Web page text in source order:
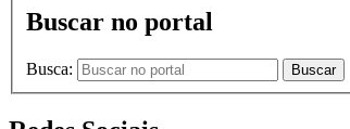
Buscar no portal
Busca: Buscar